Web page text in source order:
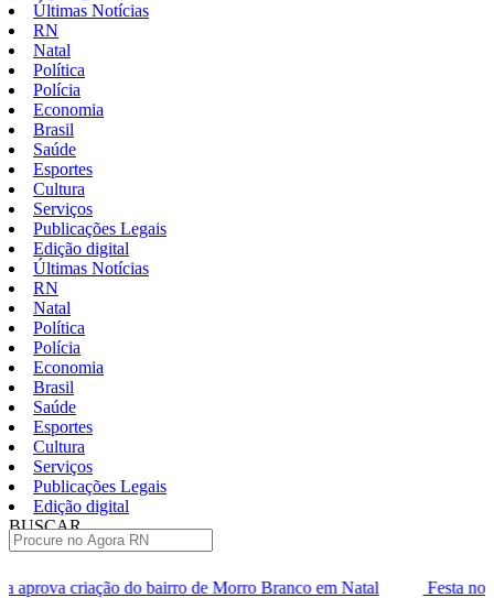
Últimas Notícias
RN
Natal
Política
Polícia
Economia
Brasil
Saúde
Esportes
Cultura
Serviços
Publicações Legais
Edição digital
Últimas Notícias
RN
Natal
Política
Polícia
Economia
Brasil
Saúde
Esportes
Cultura
Serviços
Publicações Legais
Edição digital
BUSCAR
de Morro Branco em Natal
Festa no Bardallos celebra